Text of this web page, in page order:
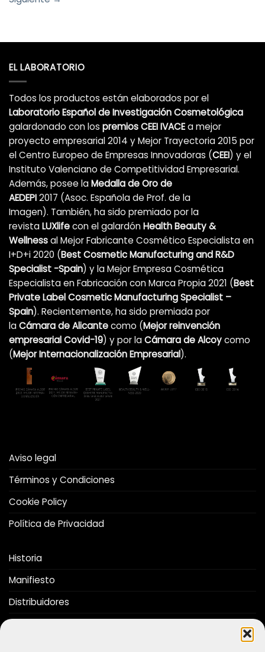
EL LABORATORIO
Todos los productos están elaborados por el
Laboratorio Español de Investigación Cosmetológica
galardonado con los premios CEEI IVACEa mejor
proyecto empresarial 2014 y Mejor Trayectoria 2015 por
el Centro Europeo de Empresas Innovadoras (CEEI) y el
Instituto Valenciano de Competitividad Empresarial.
Además, posee laMedalla de Oro de
AEDEPI2017 (Asoc. Española de Prof. de la
Imagen). También, ha sido premiado por la
revistaLUXlifecon el galardónHealth Beauty &
Wellnessal Mejor Fabricante Cosmético Especialista en
I+D+i 2020 (Best Cosmetic Manufacturing and R&D
Specialist -Spain) y la Mejor Empresa Cosmética
Especialista en Fabricación con Marca Propia 2021 (Best
Private Label Cosmetic Manufacturing Specialist –
Spain). Recientemente, ha sido premiada por
laCámara de Alicantecomo (Mejor reinvención
empresarial Covid-19) y por laCámara de Alcoycomo
(Mejor Internacionalización Empresarial).
Aviso legal
Términos y Condiciones
Cookie Policy
Política de Privacidad
Historia
Manifiesto
Distribuidores